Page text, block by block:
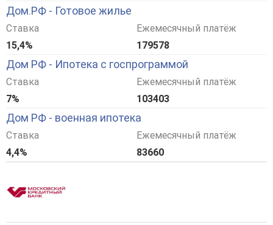
Дом.РФ - Готовое жилье
Ставка
15,4%
Ежемесячный платёж
179578
Дом РФ - Ипотека с госпрограммой
Ставка
7%
Ежемесячный платёж
103403
Дом РФ - военная ипотека
Ставка
4,4%
Ежемесячный платёж
83660